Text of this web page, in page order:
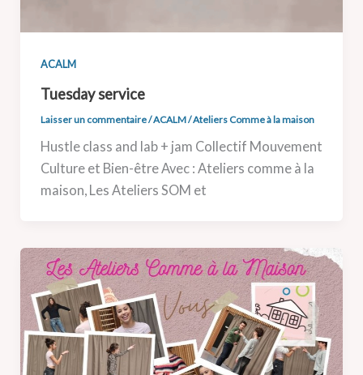
ACALM
Tuesday service
Laisser un commentaire/ACALM/Ateliers Comme à la maison
Hustle class and lab + jam Collectif Mouvement
Culture et Bien-être Avec : Ateliers comme à la
maison, Les Ateliers SOM et